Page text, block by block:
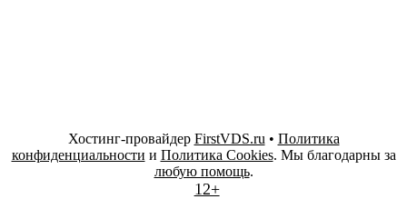
Хостинг-провайдер FirstVDS.ru • Политика
конфиденциальности и Политика Cookies. Мы благодарны за
любую помощь.
12+